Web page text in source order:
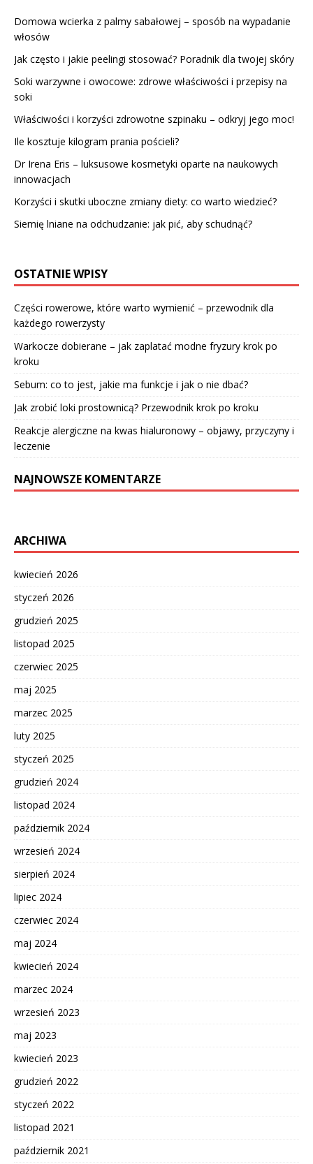
Domowa wcierka z palmy sabałowej – sposób na wypadanie
włosów
Jak często i jakie peelingi stosować? Poradnik dla twojej skóry
Soki warzywne i owocowe: zdrowe właściwości i przepisy na
soki
Właściwości i korzyści zdrowotne szpinaku – odkryj jego moc!
Ile kosztuje kilogram prania pościeli?
Dr Irena Eris – luksusowe kosmetyki oparte na naukowych
innowacjach
Korzyści i skutki uboczne zmiany diety: co warto wiedzieć?
Siemię lniane na odchudzanie: jak pić, aby schudnąć?
OSTATNIE WPISY
Części rowerowe, które warto wymienić – przewodnik dla
każdego rowerzysty
Warkocze dobierane – jak zaplatać modne fryzury krok po
kroku
Sebum: co to jest, jakie ma funkcje i jak o nie dbać?
Jak zrobić loki prostownicą? Przewodnik krok po kroku
Reakcje alergiczne na kwas hialuronowy – objawy, przyczyny i
leczenie
NAJNOWSZE KOMENTARZE
ARCHIWA
kwiecień 2026
styczeń 2026
grudzień 2025
listopad 2025
czerwiec 2025
maj 2025
marzec 2025
luty 2025
styczeń 2025
grudzień 2024
listopad 2024
październik 2024
wrzesień 2024
sierpień 2024
lipiec 2024
czerwiec 2024
maj 2024
kwiecień 2024
marzec 2024
wrzesień 2023
maj 2023
kwiecień 2023
grudzień 2022
styczeń 2022
listopad 2021
październik 2021